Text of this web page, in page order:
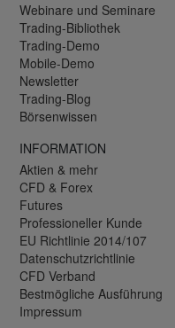
Webinare und Seminare
Trading-Bibliothek
Trading-Demo
Mobile-Demo
Newsletter
Trading-Blog
Börsenwissen
INFORMATION
Aktien & mehr
CFD & Forex
Futures
Professioneller Kunde
EU Richtlinie 2014/107
Datenschutzrichtlinie
CFD Verband
Bestmögliche Ausführung
Impressum